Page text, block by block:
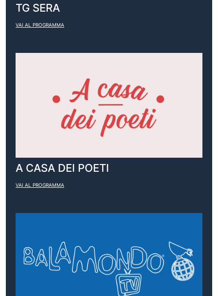
TG SERA
VAI AL PROGRAMMA
A CASA DEI POETI
VAI AL PROGRAMMA